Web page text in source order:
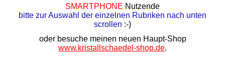
SMARTPHONE Nutzende
bitte zur Auswahl der einzelnen Rubriken nach unten
scrollen :-)
oder besuche meinen neuen Haupt-Shop
www.kristallschaedel-shop.de.